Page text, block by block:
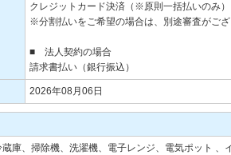
クレジットカード決済（※原則一括払いのみ）
※分割払いをご希望の場合は、別途審査がご
■ 法人契約の場合
請求書払い（銀行振込）
2026年08月06日
庫、掃除機、洗濯機、電子レンジ、電気ポット